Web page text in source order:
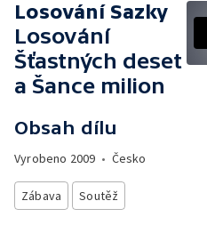
Losování Sazky
Losování
Šťastných deset
a Šance milion
Obsah dílu
Vyrobeno 2009 • Česko
Zábava Soutěž